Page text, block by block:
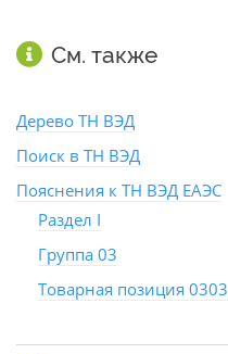
См. также
Дерево ТН ВЭД
Поиск в ТН ВЭД
Пояснения к ТН ВЭД ЕАЭС
Раздел I
Группа 03
Товарная позиция 0303